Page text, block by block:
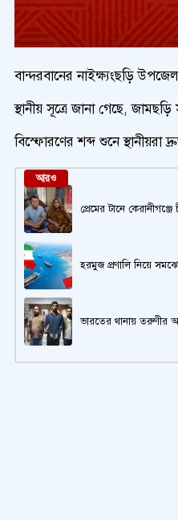
বান্দরবানের নাইক্ষ্যংছড়ি
স্থানীয় সূত্রে জানা গেছে,
বিস্ফোরণের শব্দ শুনে স্থানীয়রা
আরও
প্রেমের টানে
হরমুজ প্রণালি নিয়ে
ভারতের থানায় তরুণীর